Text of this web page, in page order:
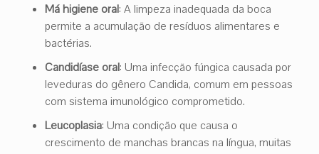
Má higiene oral: A limpeza inadequada da boca
permite a acumulação de resíduos alimentares e
bactérias.
Candidíase oral: Uma infecção fúngica causada por
leveduras do gênero Candida, comum em pessoas
com sistema imunológico comprometido.
Leucoplasia: Uma condição que causa o
crescimento de manchas brancas na língua, muitas